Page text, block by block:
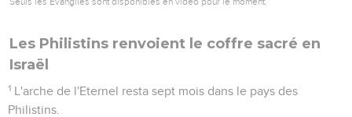
Les Philistins renvoient le coffre sacré en
Israël
1 L'arche de l'Eternel resta sept mois dans le pays des
Philistins.